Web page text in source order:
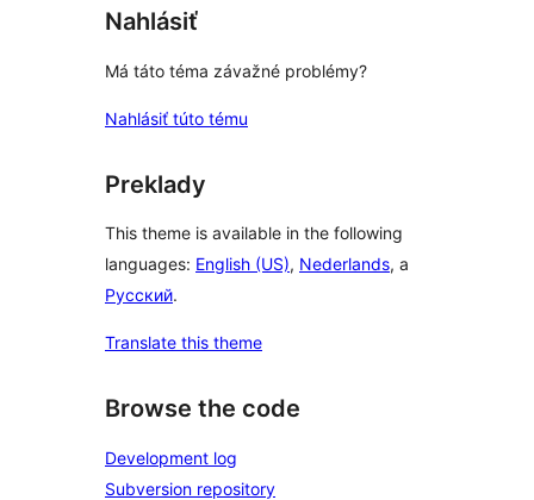
Nahlásiť
Má táto téma závažné problémy?
Nahlásiť túto tému
Preklady
This theme is available in the following
languages: English (US), Nederlands, a
Русский.
Translate this theme
Browse the code
Development log
Subversion repository